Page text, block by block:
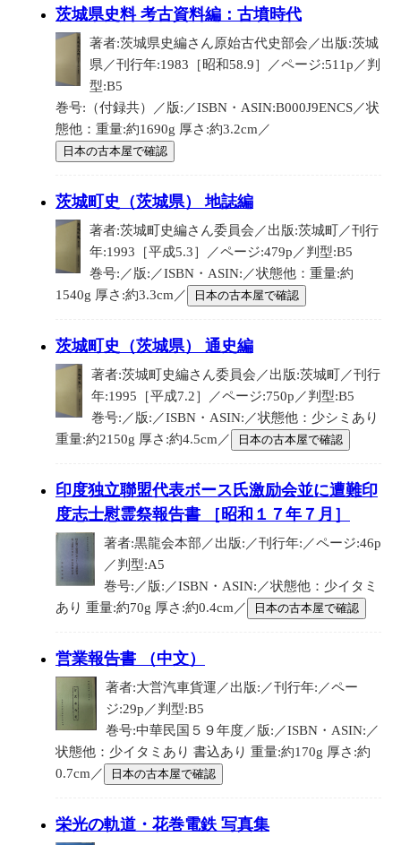
茨城県史料 考古資料編：古墳時代
著者:茨城県史編さん原始古代史部会／出版:茨城
県／刊行年:1983［昭和58.9］／ページ:511p／判
型:B5
巻号:（付録共）／版:／ISBN・ASIN:B000J9ENCS／状
態他：重量:約1690g 厚さ:約3.2cm／
日本の古本屋で確認
茨城町史（茨城県） 地誌編
著者:茨城町史編さん委員会／出版:茨城町／刊行
年:1993［平成5.3］／ページ:479p／判型:B5
巻号:／版:／ISBN・ASIN:／状態他：重量:約
1540g 厚さ:約3.3cm／
日本の古本屋で確認
茨城町史（茨城県） 通史編
著者:茨城町史編さん委員会／出版:茨城町／刊行
年:1995［平成7.2］／ページ:750p／判型:B5
巻号:／版:／ISBN・ASIN:／状態他：少シミあり
重量:約2150g 厚さ:約4.5cm／
日本の古本屋で確認
印度独立聯盟代表ボース氏激励会並に遭難印
度志士慰霊祭報告書 ［昭和１７年７月］
著者:黒龍会本部／出版:／刊行年:／ページ:46p
／判型:A5
巻号:／版:／ISBN・ASIN:／状態他：少イタミ
あり 重量:約70g 厚さ:約0.4cm／
日本の古本屋で確認
営業報告書 （中文）
著者:大営汽車貨運／出版:／刊行年:／ペー
ジ:29p／判型:B5
巻号:中華民国５９年度／版:／ISBN・ASIN:／
状態他：少イタミあり 書込あり 重量:約170g 厚さ:約
0.7cm／
日本の古本屋で確認
栄光の軌道・花巻電鉄 写真集